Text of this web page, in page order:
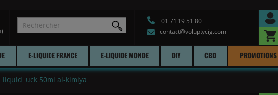
01 71 19 51 80
contact@voluptycig.com
E-LIQUIDE FRANCE E-LIQUIDE MONDE DIY CBD PROMOTIONS
liquid luck 50ml al-kimiya